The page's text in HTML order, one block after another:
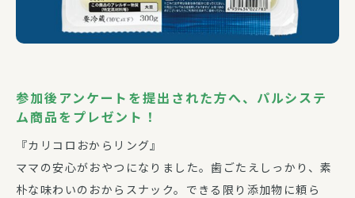
参加後アンケートを提出された方へ、パルシステ
ム商品をプレゼント！
『カリコロおからリング』
ママの安心がおやつになりました。歯ごたえしっかり、素
朴な味わいのおからスナック。できる限り添加物に頼ら